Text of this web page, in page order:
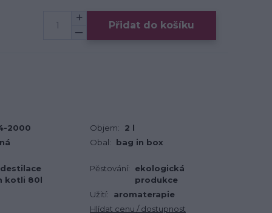
Přidat do košíku
2000 Objem:
2 l
Obal: bag in box
kotli 80l
Pěstování:
ekologická
produkce
Užití:
aromaterapie
Hlídat cenu / dostupnost